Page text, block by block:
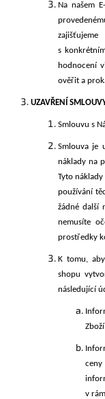
Na našem
s
hodnocení
ověřit a
UZAVŘENÍ
Smlouvu s
Smlouva je
náklady na
Tyto
používání
žádné další
nemusíte
prostředky
K tomu,
shopu
následující
v